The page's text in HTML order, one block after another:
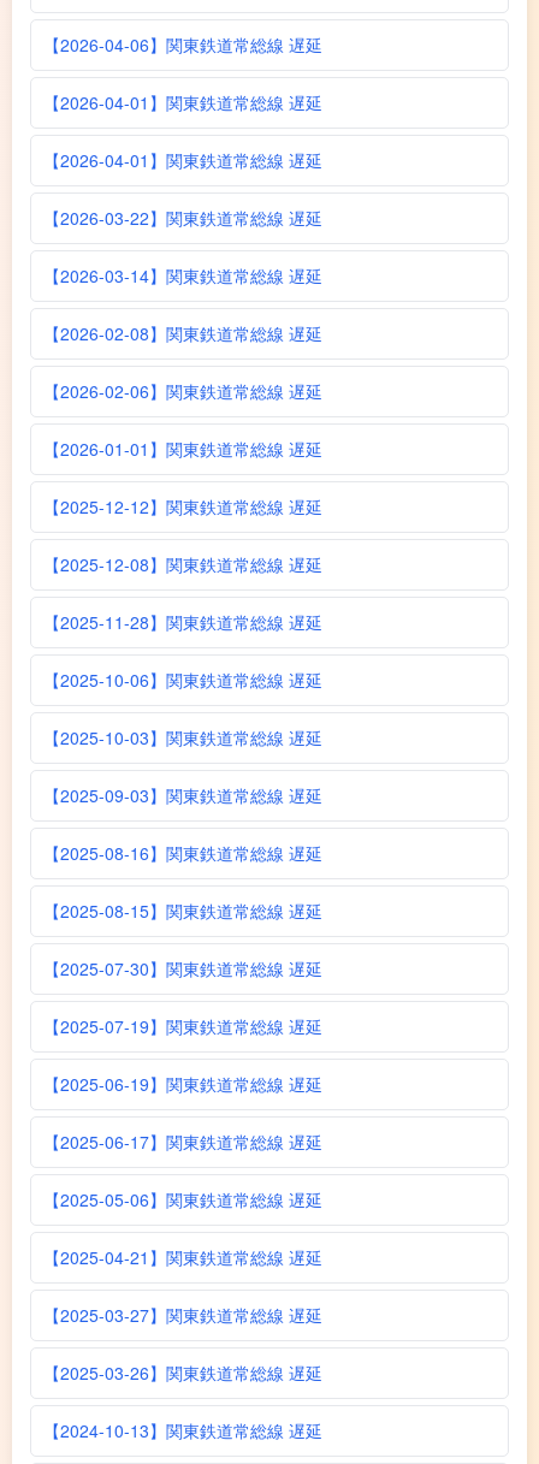
【2026-04-06】関東鉄道常総線 遅延
【2026-04-01】関東鉄道常総線 遅延
【2026-04-01】関東鉄道常総線 遅延
【2026-03-22】関東鉄道常総線 遅延
【2026-03-14】関東鉄道常総線 遅延
【2026-02-08】関東鉄道常総線 遅延
【2026-02-06】関東鉄道常総線 遅延
【2026-01-01】関東鉄道常総線 遅延
【2025-12-12】関東鉄道常総線 遅延
【2025-12-08】関東鉄道常総線 遅延
【2025-11-28】関東鉄道常総線 遅延
【2025-10-06】関東鉄道常総線 遅延
【2025-10-03】関東鉄道常総線 遅延
【2025-09-03】関東鉄道常総線 遅延
【2025-08-16】関東鉄道常総線 遅延
【2025-08-15】関東鉄道常総線 遅延
【2025-07-30】関東鉄道常総線 遅延
【2025-07-19】関東鉄道常総線 遅延
【2025-06-19】関東鉄道常総線 遅延
【2025-06-17】関東鉄道常総線 遅延
【2025-05-06】関東鉄道常総線 遅延
【2025-04-21】関東鉄道常総線 遅延
【2025-03-27】関東鉄道常総線 遅延
【2025-03-26】関東鉄道常総線 遅延
【2024-10-13】関東鉄道常総線 遅延